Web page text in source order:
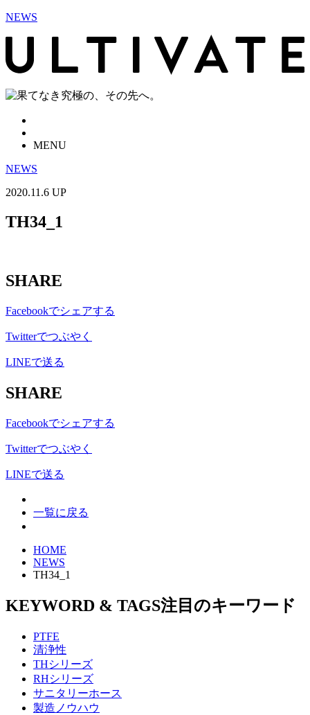
NEWS
MENU
NEWS
2020.11.6 UP
TH34_1
SHARE
Facebookでシェアする
Twitterでつぶやく
LINEで送る
SHARE
Facebookでシェアする
Twitterでつぶやく
LINEで送る
一覧に戻る
HOME
NEWS
TH34_1
KEYWORD & TAGS注目のキーワード
PTFE
清浄性
THシリーズ
RHシリーズ
サニタリーホース
製造ノウハウ